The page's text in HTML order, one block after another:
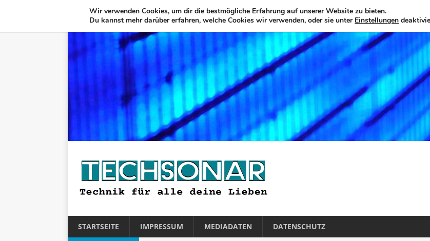
STARTSEITE IMPRESSUM MEDIADATEN DATENSCHUTZ
Wir verwenden Cookies, um dir die bestmögliche Erfahrung auf unserer Website zu bieten.
Du kannst mehr darüber erfahren, welche Cookies wir verwenden, oder sie unter Einstellungen